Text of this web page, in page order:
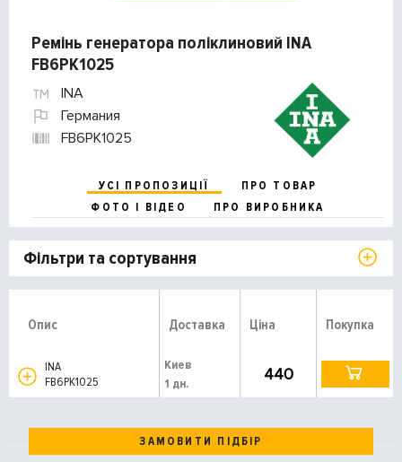
Ремінь генератора поліклиновий INA
FB6PK1025
INA
Германия
FB6PK1025
УСІ ПРОПОЗИЦІЇ
ПРО ТОВАР
ФОТО І ВІДЕО
ПРО ВИРОБНИКА
Фільтри та сортування
Опис Доставка Ціна Покупка
INA
FB6PK1025
Киев
1 дн.
440
ЗАМОВИТИ ПІДБІР